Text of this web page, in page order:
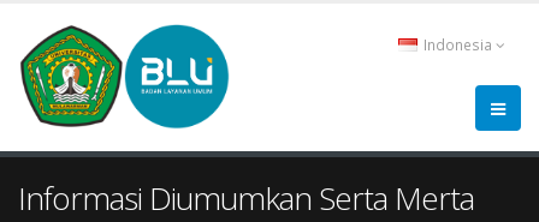
Indonesia
Informasi Diumumkan Serta Merta